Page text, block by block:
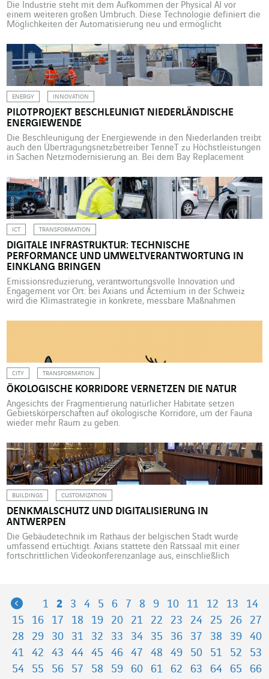
Die Industrie steht mit dem Aufkommen der Physical AI vor
einem weiteren großen Umbruch. Diese Technologie definiert die
Möglichkeiten der Automatisierung neu und ermöglicht
Systemintegratoren wie Actemium, eine führende Rolle in dieser
neuen Phase zu übernehmen und aus technischen Innovationen
konkrete Lösungen für die Industrie abzuleiten. Herkömmliche […]
ENERGY INNOVATION
PILOTPROJEKT BESCHLEUNIGT NIEDERLÄNDISCHE
ENERGIEWENDE
Die Beschleunigung der Energiewende in den Niederlanden treibt
auch den Übertragungsnetzbetreiber TenneT zu Höchstleistungen
in Sachen Netzmodernisierung an. Bei dem Bay Replacement
sind die Ziele klar festgelegt: Schneller, sicherer und nachhaltiger
bauen. Die Energiewende in den Niederlanden nimmt Fahrt auf
und erfordert eine rasche Anpassung des […]
ICT TRANSFORMATION
DIGITALE INFRASTRUKTUR: TECHNISCHE
PERFORMANCE UND UMWELTVERANTWORTUNG IN
EINKLANG BRINGEN
Emissionsreduzierung, verantwortungsvolle Innovation und
Engagement vor Ort: bei Axians und Actemium in der Schweiz
wird die Klimastrategie in konkrete, messbare Maßnahmen
Realität verankert und zukunftsorientiert ist. Bei Axians und
CITY TRANSFORMATION
ÖKOLOGISCHE KORRIDORE VERNETZEN DIE NATUR
Angesichts der Fragmentierung natürlicher Habitate setzen
Gebietskörperschaften auf ökologische Korridore, um der Fauna
wieder mehr Raum zu geben.
BUILDINGS CUSTOMIZATION
DENKMALSCHUTZ UND DIGITALISIERUNG IN
ANTWERPEN
Die Gebäudetechnik im Rathaus der belgischen Stadt wurde
umfassend ertüchtigt. Axians stattete den Ratssaal mit einer
fortschrittlichen Videokonferenzanlage aus, einschließlich
Metropole. Zwischen 2021 und September 2022 wurde dieses
traditionsreiche Baudenkmal von […]
Previous
1 2 3 4 5 6 7 8 9 10 11 12 13
14
15
16 17 18 19 20 21 22 23 24 25 26
27
28
29 30 31 32 33 34 35 36 37 38 39
40
41
42 43 44 45 46 47 48 49 50 51 52
53
54
55 56 57 58 59 60 61 62 63 64 65
66